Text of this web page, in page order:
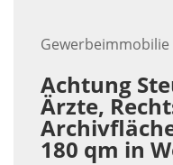
Achtung
Ärzte,
180 qm in